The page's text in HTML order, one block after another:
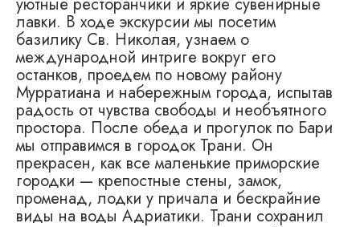
лавки. В ходе экскурсии мы посетим
базилику Св. Николая, узнаем о
международной интриге вокруг его
останков, проедем по новому району
Мурратиана и набережным города, испытав
радость от чувства свободы и необъятного
простора. После обеда и прогулок по Бари
мы отправимся в городок Трани. Он
прекрасен, как все маленькие приморские
городки — крепостные стены, замок,
променад, лодки у причала и бескрайние
виды на воды Адриатики. Трани сохранил